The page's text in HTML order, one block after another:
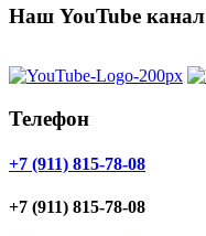
Наш YouTube канал
Телефон
+7 (911) 815-78-08
+7 (911) 815-78-08